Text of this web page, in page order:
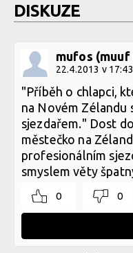
DISKUZE
mufos (muuf
22.4.2013 v 17:43
"Příběh o chlapci,
na Novém
sjezdařem." Dost
městečko na
profesionálním
smyslem věty
0 0